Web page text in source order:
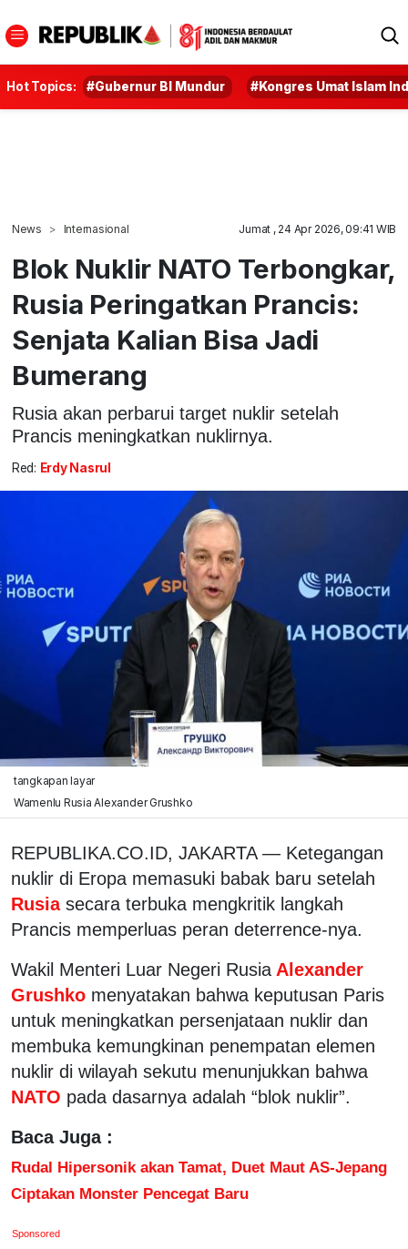
Hot Topics: #Gubernur BI Mundur #Kongres Umat Islam
News Internasional Jumat , 24 Apr 2026, 09:41 WIB
Blok Nuklir NATO Terbongkar,
Rusia Peringatkan Prancis:
Senjata Kalian Bisa Jadi
Bumerang
Rusia akan perbarui target nuklir setelah
Prancis meningkatkan nuklirnya.
Red: Erdy Nasrul
tangkapan layar
Wamenlu Rusia Alexander Grushko
REPUBLIKA.CO.ID, JAKARTA — Ketegangan
nuklir di Eropa memasuki babak baru setelah
Rusia secara terbuka mengkritik langkah
Prancis memperluas peran deterrence-nya.
Wakil Menteri Luar Negeri Rusia Alexander
Grushko menyatakan bahwa keputusan Paris
untuk meningkatkan persenjataan nuklir dan
membuka kemungkinan penempatan elemen
nuklir di wilayah sekutu menunjukkan bahwa
NATO pada dasarnya adalah “blok nuklir”.
Baca Juga :
Rudal Hipersonik akan Tamat, Duet Maut AS-Jepang
Ciptakan Monster Pencegat Baru
Sponsored